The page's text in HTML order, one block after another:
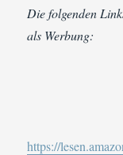
Die folgenden
als Werbung:
https://